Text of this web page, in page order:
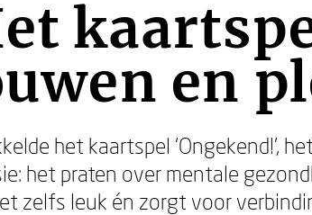
en
het kaartspel ‘Ongekend!’,
het praten over mentale
zelfs leuk én zorgt voor